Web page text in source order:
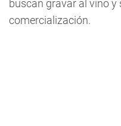
buscan gravar al vino y
comercialización.